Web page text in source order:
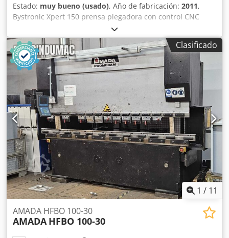
Estado: muy bueno (usado), Año de fabricación: 2011,
Bystronic Xpert 150 prensa plegadora con control CNC
Bystronic, Longitud de plegado: 4100 mm, fuerza máx.:
1500 kN, recorrido máx.: 215 mm, topescos automáticos,
Sistema láser Bystronic Fast Bend. Número de serie:
11530057 (2011). Peso de la máquina: 11.800 kg. País de
origen: Alemania. Ejes: Csdpfeyrnfdsx Akbjha Y –
elevación/bajada de la viga X – ajuste de distancia de
aproximación y plegado R – posición de avance/retroceso 2
x Z – posicionamiento lateral y entre sí para aproximación
1 x Z – avance manual
Clasificado
1 / 11
AMADA HFBO 100-30
AMADA HFBO 100-30